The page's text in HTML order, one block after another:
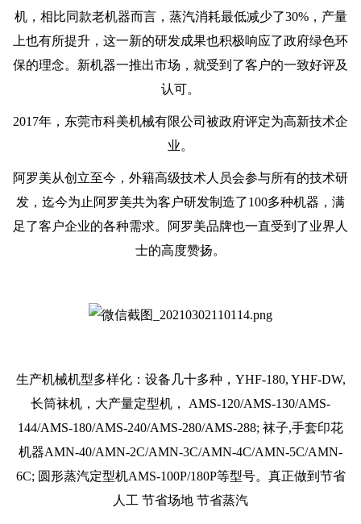
机，相比同款老机器而言，蒸汽消耗最低减少了30%，产量
上也有所提升，这一新的研发成果也积极响应了政府绿色环
保的理念。新机器一推出市场，就受到了客户的一致好评及
认可。
2017年，东莞市科美机械有限公司被政府评定为高新技术企
业。
阿罗美从创立至今，外籍高级技术人员会参与所有的技术研
发，迄今为止阿罗美共为客户研发制造了100多种机器，满
足了客户企业的各种需求。阿罗美品牌也一直受到了业界人
士的高度赞扬。
生产机械机型多样化：设备几十多种，YHF-180, YHF-DW,
长筒袜机，大产量定型机， AMS-120/AMS-130/AMS-
144/AMS-180/AMS-240/AMS-280/AMS-288; 袜子,手套印花
机器AMN-40/AMN-2C/AMN-3C/AMN-4C/AMN-5C/AMN-
6C; 圆形蒸汽定型机AMS-100P/180P等型号。真正做到节省
人工 节省场地 节省蒸汽